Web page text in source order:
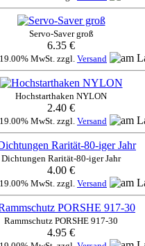
Servo-Saver groß
6.35 €
MwSt. zzgl. Versand
Hochstarthaken NYLON
2.40 €
MwSt. zzgl. Versand
Dichtungen Rarität-80-iger Jahr
4.00 €
MwSt. zzgl. Versand
Rammschutz PORSHE 917-30
4.95 €